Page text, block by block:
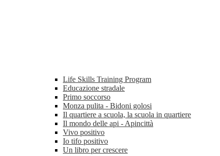
Life Skills Training Program
Educazione stradale
Primo soccorso
Monza pulita - Bidoni golosi
Il quartiere a scuola, la scuola in quartiere
Il mondo delle api - Apincittà
Vivo positivo
Io tifo positivo
Un libro per crescere